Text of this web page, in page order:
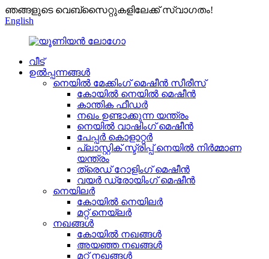
ഞങ്ങളുടെ വെബ്സൈറ്റുകളിലേക്ക് സ്വാഗതം!
English
വീട്
ഉൽപ്പന്നങ്ങൾ
നെയിൽ മേക്കിംഗ് മെഷീൻ സീരീസ്
കോയിൽ നെയിൽ മെഷീൻ
കാന്തിക ഫീഡർ
നഖം ഉണ്ടാക്കുന്ന യന്ത്രം
നെയിൽ വാഷിംഗ് മെഷീൻ
പേപ്പർ കൊളാറ്റർ
പ്ലാസ്റ്റിക് സ്ട്രിപ്പ് നെയിൽ നിർമ്മാണ
യന്ത്രം
ത്രെഡ് റോളിംഗ് മെഷീൻ
വയർ ഡ്രോയിംഗ് മെഷീൻ
നെയിലർ
കോയിൽ നെയിലർ
മറ്റ് നെയ്ലർ
നഖങ്ങൾ
കോയിൽ നഖങ്ങൾ
അയഞ്ഞ നഖങ്ങൾ
മറ്റ് നഖങ്ങൾ